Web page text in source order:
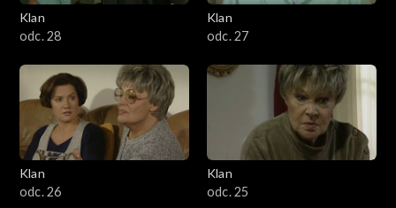
Klan
odc. 28
Klan
odc. 27
Klan
odc. 26
Klan
odc. 25